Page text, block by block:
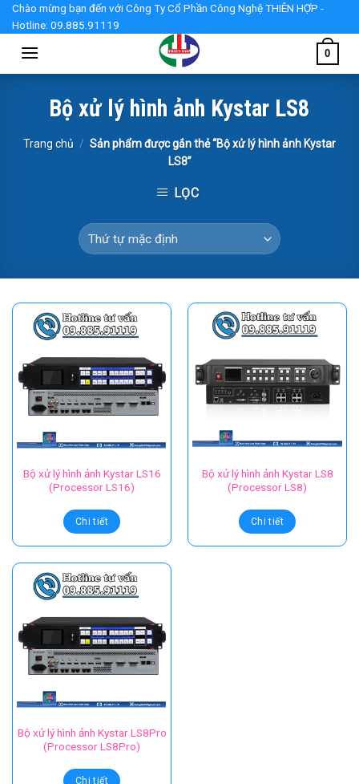
Skip
content
Chào mừng bạn đến với Công Ty Cổ Phần Công Nghệ THIÊN HỢP -
Hotline: 09.885.91119
0
Bộ xử lý hình ảnh Kystar LS8
Trang chủ / Sản phẩm được gắn thẻ “Bộ xử lý hình ảnh Kystar
LS8”
LỌC
Bộ xử lý hình ảnh Kystar LS16
(Processor LS16)
Chi tiết
Bộ xử lý hình ảnh Kystar LS8
(Processor LS8)
Chi tiết
Bộ xử lý hình ảnh Kystar LS8Pro
(Processor LS8Pro)
Chi tiết